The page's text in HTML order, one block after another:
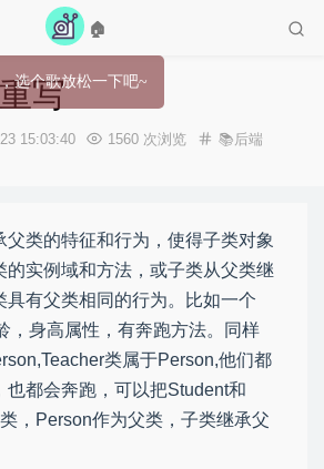
🏠
写
15:03:40 1560 次浏览
📚后端
父类的特征和行为，使得子类对象
的实例域和方法，或子类从父类继
具有父类相同的行为。比如一个
，身高属性，有奔跑方法。同样
类属于Person,他们都
也都会奔跑，可以把Student和
，Person作为父类，子类继承父